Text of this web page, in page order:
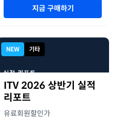
지금 구매하기
NEW 기타
ITV 2026 상반기 실적
리포트
유료회원할인가